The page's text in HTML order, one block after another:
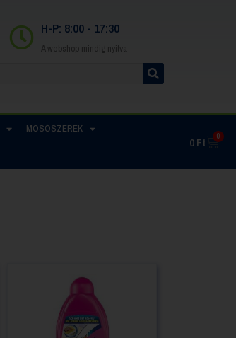
H-P: 8:00 - 17:30
A webshop mindig nyitva
MOSÓSZEREK
0Ft 0